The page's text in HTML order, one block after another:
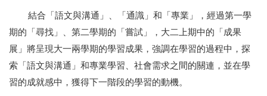
結合「語文與溝通」、「通識」和「專業」，經過第一學
期的「尋找」、第二學期的「嘗試」，大二上期中的「成果
展」將呈現大一兩學期的學習成果，強調在學習的過程中，探
索「語文與溝通」和專業學習、社會需求之間的關連，並在學
習的成就感中，獲得下一階段的學習的動機。